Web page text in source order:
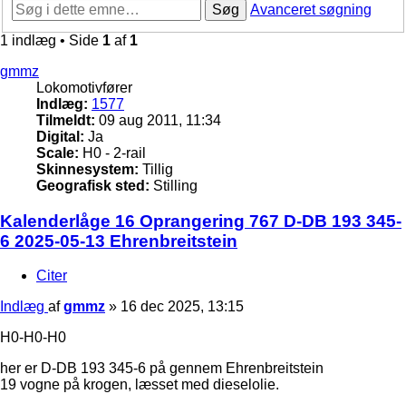
Søg
Avanceret søgning
1 indlæg • Side 1 af 1
gmmz
Lokomotivfører
Indlæg: 1577
Tilmeldt: 09 aug 2011, 11:34
Digital: Ja
Scale: H0 - 2-rail
Skinnesystem: Tillig
Geografisk sted: Stilling
Kalenderlåge 16 Oprangering 767 D-DB 193 345-
6 2025-05-13 Ehrenbreitstein
Citer
Indlæg afgmmz » 16 dec 2025, 13:15
H0-H0-H0
her er D-DB 193 345-6 på gennem Ehrenbreitstein
19 vogne på krogen, læsset med dieselolie.